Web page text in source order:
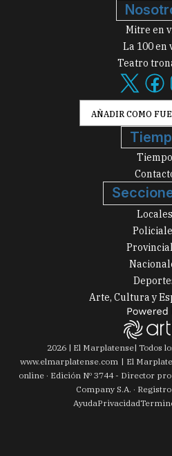
Mitre en
La 100 en
Teatro
AÑADIR COMO
Tiempo
Locales
Arte, Cultura y
2026| El Marplatense| Todos
www.elmarplatense.com
El
online · Edición Nº 3744- Director
Company S.A. ·
AyudaPrivacidad